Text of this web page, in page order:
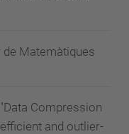
de Matemàtiques
Compression
and outlier-